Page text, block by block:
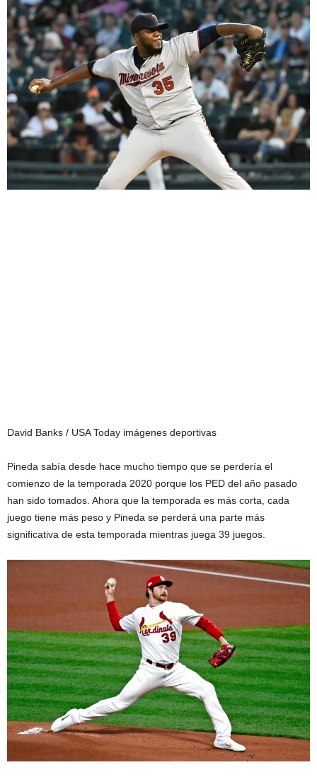
David Banks / USA Today imágenes deportivas
Pineda sabía desde hace mucho tiempo que se perdería el
comienzo de la temporada 2020 porque los PED del año pasado
han sido tomados. Ahora que la temporada es más corta, cada
juego tiene más peso y Pineda se perderá una parte más
significativa de esta temporada mientras juega 39 juegos.